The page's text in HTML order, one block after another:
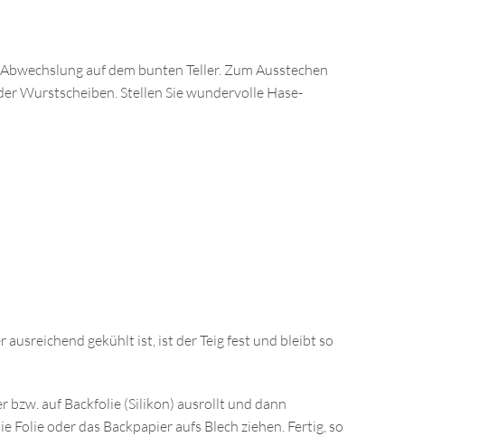
auf dem bunten Teller. Zum Ausstechen
Wurstscheiben. Stellen Sie wundervolle Hase-
ausreichend gekühlt ist, ist der Teig fest und bleibt so
bzw. auf Backfolie (Silikon) ausrollt und dann
oder das Backpapier aufs Blech ziehen. Fertig, so